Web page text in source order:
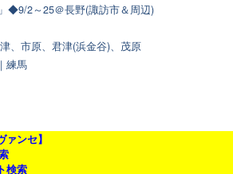
◆9/2～25＠長野(諏訪市＆周辺)
、市原、君津(浜金谷)、茂原
練馬
ァンセ】
検索